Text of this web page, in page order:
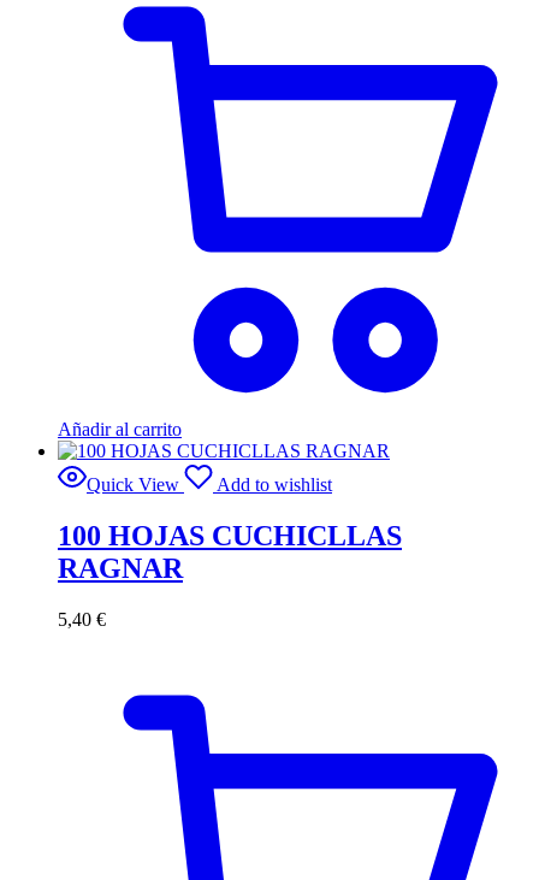
Añadir al carrito
Quick View Add to wishlist
100 HOJAS CUCHICLLAS
RAGNAR
5,40 €